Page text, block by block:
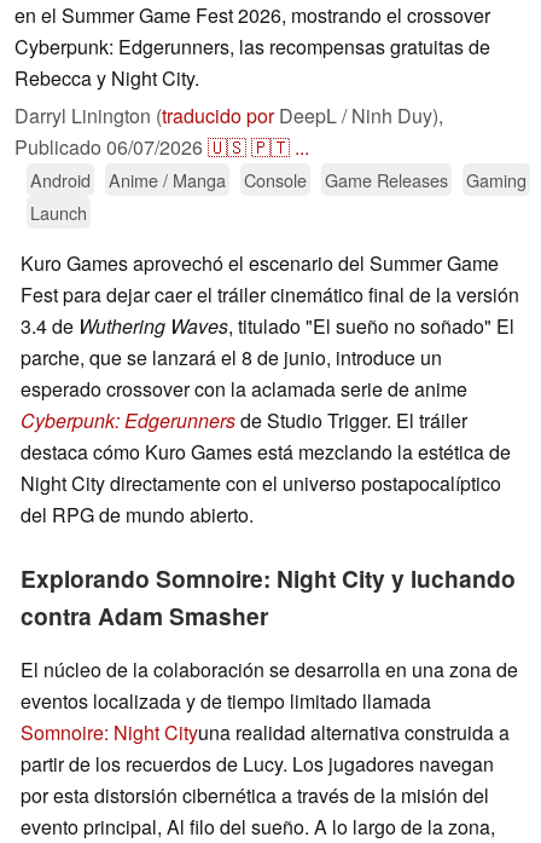
en el Summer Game Fest 2026, mostrando el crossover
Cyberpunk: Edgerunners, las recompensas gratuitas de
Rebecca y Night City.
Darryl Linington (traducido porDeepL / Ninh Duy),
Publicado 06/07/2026🇺🇸🇵🇹 ...
Android Anime / Manga Console Game Releases
Gaming
Launch
Kuro Games aprovechó el escenario del Summer Game
Fest para dejar caer el tráiler cinemático final de la versión
3.4 de Wuthering Waves, titulado "El sueño no soñado" El
parche, que se lanzará el 8 de junio, introduce un
esperado crossover con la aclamada serie de anime
Cyberpunk: Edgerunnersde Studio Trigger. El tráiler
destaca cómo Kuro Games está mezclando la estética de
Night City directamente con el universo postapocalíptico
del RPG de mundo abierto.
Explorando Somnoire: Night City y luchando
contra Adam Smasher
El núcleo de la colaboración se desarrolla en una zona de
eventos localizada y de tiempo limitado llamada
Somnoire: Night Cityuna realidad alternativa construida a
partir de los recuerdos de Lucy. Los jugadores navegan
por esta distorsión cibernética a través de la misión del
evento principal, Al filo del sueño. A lo largo de la zona,